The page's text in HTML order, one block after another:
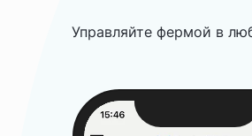
Управляйте фермой в